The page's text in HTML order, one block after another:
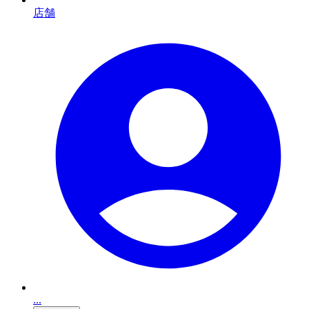
店舗
...